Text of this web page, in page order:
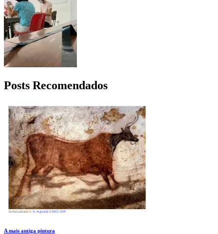
Posts Recomendados
A mais antiga pintura